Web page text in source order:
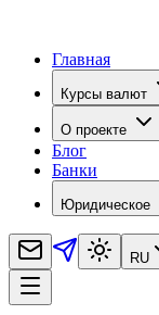
Главная
Курсы валют
О проекте
Блог
Банки
Юридическое
RU